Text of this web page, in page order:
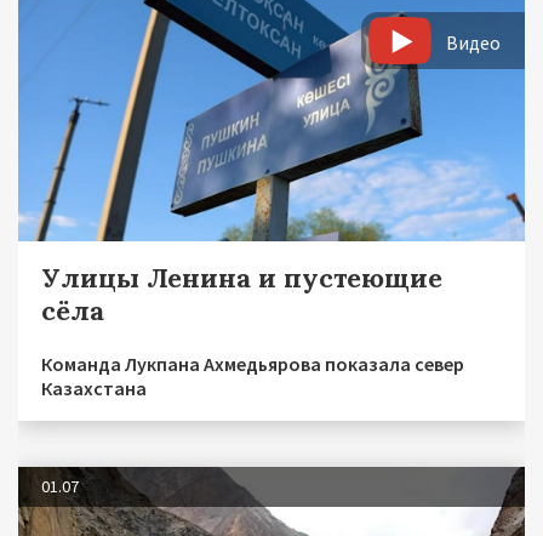
Видео
Улицы Ленина и пустеющие
сёла
Команда Лукпана Ахмедьярова показала север
Казахстана
01.07